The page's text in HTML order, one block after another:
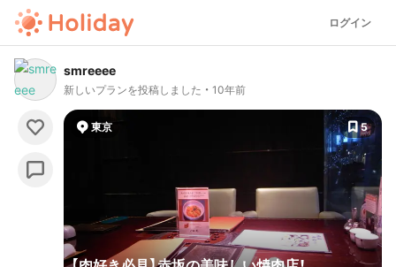
ログイン
smreeee
新しいプランを投稿しました 10年前
東京 5